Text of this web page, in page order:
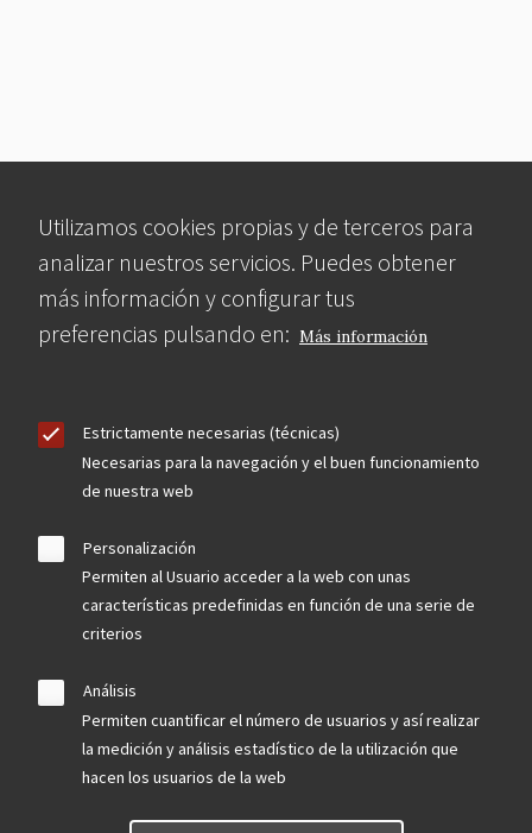
Utilizamos cookies propias y de terceros para
analizar nuestros servicios. Puedes obtener
más información y configurar tus
preferencias pulsando en: Más información
Estrictamente necesarias (técnicas)
Necesarias para la navegación y el buen funcionamiento
de nuestra web
Personalización
Permiten al Usuario acceder a la web con unas
características predefinidas en función de una serie de
criterios
Análisis
Permiten cuantificar el número de usuarios y así realizar
la medición y análisis estadístico de la utilización que
hacen los usuarios de la web